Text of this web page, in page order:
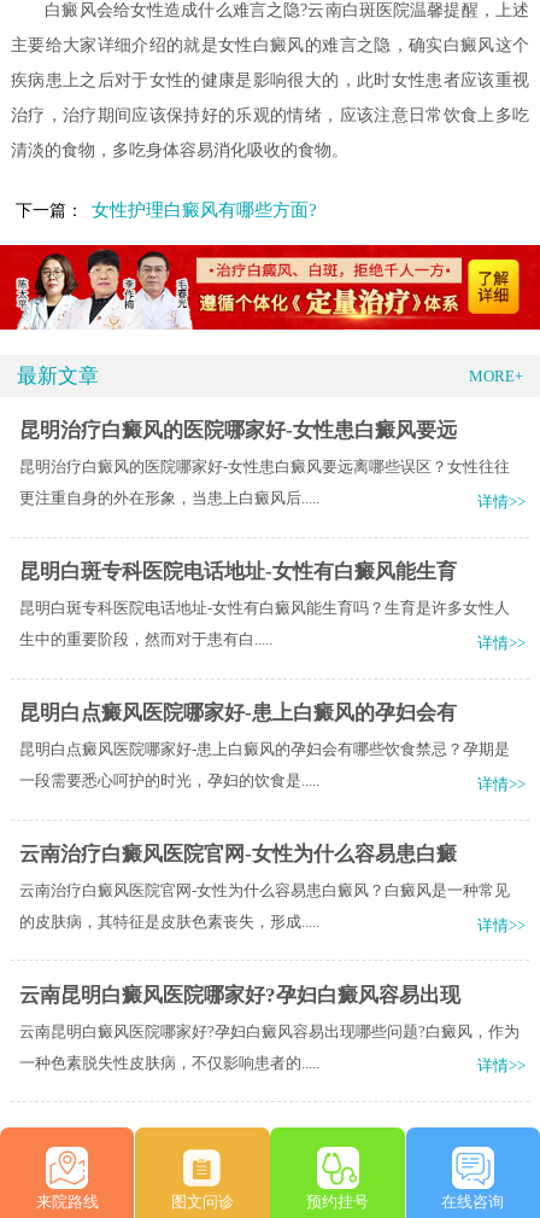
白癜风会给女性造成什么难言之隐?云南白斑医院温馨提醒，上述
主要给大家详细介绍的就是女性白癜风的难言之隐，确实白癜风这个
疾病患上之后对于女性的健康是影响很大的，此时女性患者应该重视
治疗，治疗期间应该保持好的乐观的情绪，应该注意日常饮食上多吃
清淡的食物，多吃身体容易消化吸收的食物。
下一篇： 女性护理白癜风有哪些方面?
最新文章 MORE+
昆明治疗白癜风的医院哪家好-女性患白癜风要远
昆明治疗白癜风的医院哪家好-女性患白癜风要远离哪些误区？女性往往
更注重自身的外在形象，当患上白癜风后.....
详情>>
昆明白斑专科医院电话地址-女性有白癜风能生育
昆明白斑专科医院电话地址-女性有白癜风能生育吗？​生育是许多女性人
生中的重要阶段，然而对于患有白.....
详情>>
昆明白点癜风医院哪家好-患上白癜风的孕妇会有
昆明白点癜风医院哪家好-患上白癜风的孕妇会有哪些饮食禁忌？孕期是
一段需要悉心呵护的时光，孕妇的饮食是.....
详情>>
云南治疗白癜风医院官网-女性为什么容易患白癜
云南治疗白癜风医院官网-女性为什么容易患白癜风？白癜风是一种常见
的皮肤病，其特征是皮肤色素丧失，形成.....
详情>>
云南昆明白癜风医院哪家好?孕妇白癜风容易出现
云南昆明白癜风医院哪家好?孕妇白癜风容易出现哪些问题?白癜风，作为
一种色素脱失性皮肤病，不仅影响患者的.....
详情>>
来院路线 图文问诊 预约挂号 在线咨询